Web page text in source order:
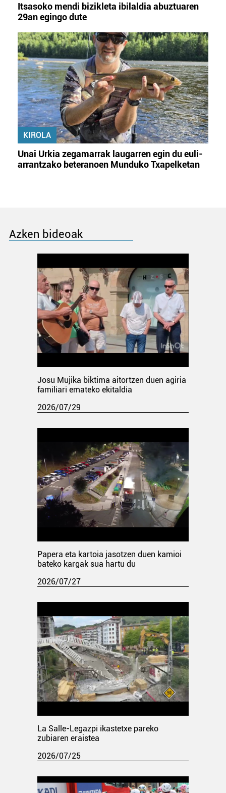
Itsasoko mendi bizikleta ibilaldia abuztuaren
29an egingo dute
KIROLA
Unai Urkia zegamarrak laugarren egin du euli-
arrantzako beteranoen Munduko Txapelketan
Azken bideoak
Josu Mujika biktima aitortzen duen agiria
familiari emateko ekitaldia
2026/07/29
Papera eta kartoia jasotzen duen kamioi
bateko kargak sua hartu du
2026/07/27
La Salle-Legazpi ikastetxe pareko
zubiaren eraistea
2026/07/25